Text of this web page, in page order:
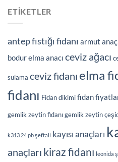
ETIKETLER
antep fıstığı fidanı armut
bodur elma anacı ceviz ağacı
sulama ceviz fidanı elma
fidanı Fidan dikimifidan
gemlik zeytin fidanıgemlik zeytin
k313 24 pb şeftali kayısı anaçları
anaçları kiraz fidanı leonida